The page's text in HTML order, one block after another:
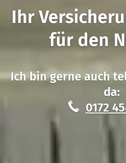
Ihr
für den
Ich bin gerne auch
da:
0172